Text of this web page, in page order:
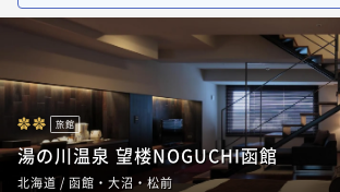
旅館
湯の川温泉 望楼NOGUCHI函館
北海道 / 函館・大沼・松前